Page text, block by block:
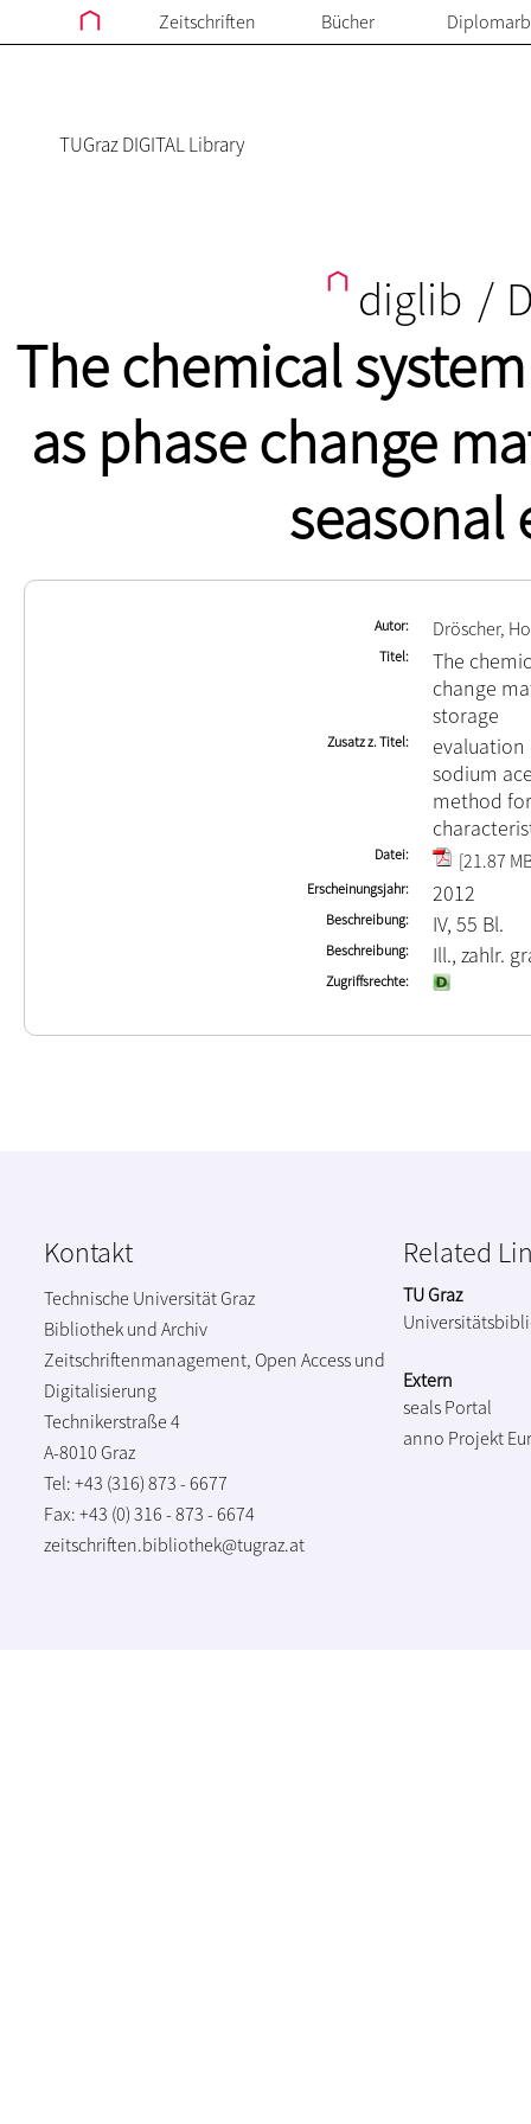
Zeitschriften Bücher
TUGraz DIGITAL Library
diglib /
The chemical
as phase change
seasonal
Autor Dröscher,
Titel
The
change
storage
Zusatz z. Titel
evaluation
sodium
method
Datei [21.87
Erscheinungsjahr 2012
Beschreibung IV, 55 Bl.
Beschreibung Ill., zahlr.
Zugriffsrechte
Kontakt
Technische Universität Graz
Bibliothek und Archiv
Zeitschriftenmanagement, Open Access und
Digitalisierung
Technikerstraße 4
A-8010 Graz
Tel: +43 (316) 873 - 6677
Fax: +43 (0) 316 - 873 - 6674
zeitschriften.bibliothek@tugraz.at
Related
TU Graz
Extern
seals Portal
anno Projekt